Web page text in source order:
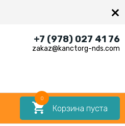
×
+7 (978) 027 41 76
zakaz@kanctorg-nds.com
Корзина пуста
0